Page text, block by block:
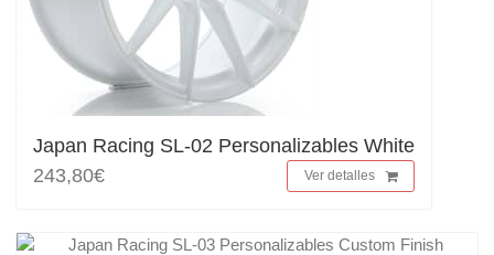
Japan Racing SL-02 Personalizables White
243,80€
Ver detalles